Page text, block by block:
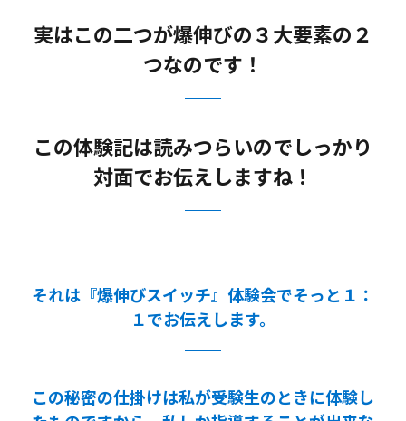
実はこの二つが爆伸びの３大要素の２
つなのです！
この体験記は読みつらいのでしっかり
対面でお伝えしますね！
それは『爆伸びスイッチ』体験会でそっと１：
１でお伝えします。
この秘密の仕掛けは私が受験生のときに体験し